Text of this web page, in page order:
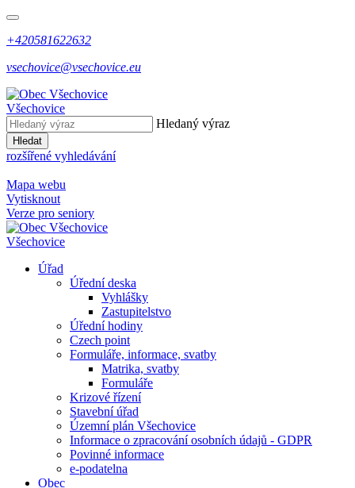
+420581622632
vsechovice@vsechovice.eu
Všechovice
Hledaný výraz
Hledat
rozšířené vyhledávání
Mapa webu
Vytisknout
Verze pro seniory
Všechovice
Úřad
Úřední deska
Vyhlášky
Zastupitelstvo
Úřední hodiny
Czech point
Formuláře, informace, svatby
Matrika, svatby
Formuláře
Krizové řízení
Stavební úřad
Územní plán Všechovice
Informace o zpracování osobních údajů - GDPR
Povinné informace
e-podatelna
Obec